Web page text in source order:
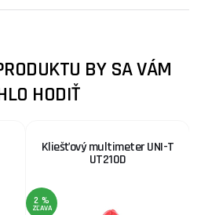
BY SA VÁM
HODIŤ
Kliešťový multimeter UNI-T
UT210D
2 %
ZĽAVA